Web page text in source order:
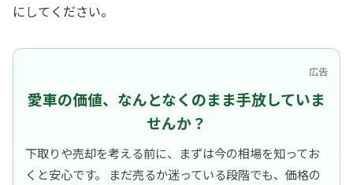
にしてください。
広告
愛車の価値、なんとなくのまま手放していま
せんか？
下取りや売却を考える前に、まずは今の相場を知ってお
くと安心です。 まだ売るか迷っている段階でも、価格の